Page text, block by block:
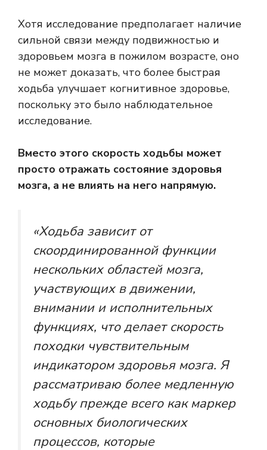
Хотя исследование предполагает наличие
сильной связи между подвижностью и
здоровьем мозга в пожилом возрасте, оно
не может доказать, что более быстрая
ходьба улучшает когнитивное здоровье,
поскольку это было наблюдательное
исследование.
Вместо этого скорость ходьбы может
просто отражать состояние здоровья
мозга, а не влиять на него напрямую.
«Ходьба зависит от
скоординированной функции
нескольких областей мозга,
участвующих в движении,
внимании и исполнительных
функциях, что делает скорость
походки чувствительным
индикатором здоровья мозга. Я
рассматриваю более медленную
ходьбу прежде всего как маркер
основных биологических
процессов, которые